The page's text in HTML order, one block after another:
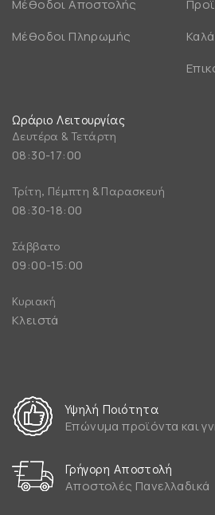
Μέθοδοι Αποστολής
Μέθοδοι Πληρωμής
Ωράριο Λειτουργίας
Δευτέρα & Τετάρτη
08:30-17:00
Τρίτη, Πέμπτη & Παρασκευή
08:30-18:00
Σάββατο
09:00-15:00
Κυριακή
Κλειστά
Υψηλή Ποιότητα
Επώνυμα προϊόντα και
Γρήγορη Αποστολή
Αποστολές Πανελλαδικά